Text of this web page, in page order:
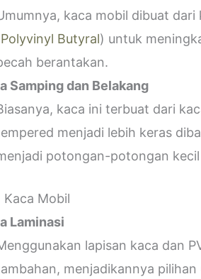
kaca mobil dibuat
Polyvinyl Butyral) untuk
berantakan.
Samping dan Belakang
kaca ini terbuat dari
menjadi lebih keras
potongan-potongan
Kaca Mobil
Laminasi
lapisan kaca dan
menjadikannya